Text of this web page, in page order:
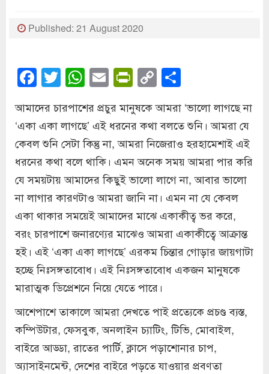
Published: 21 August 2020
Facebook
Twitter
WhatsApp
EmailPrintFriendly
Copy
Link
আমাদের চারপাশের প্রচুর মানুষকে আমরা ‘ভালো লাগছে না
‘একা একা লাগছে’ এই ধরনের কথা বলতে শুনি। আমরা যে
কেবল শুনি সেটা কিন্তু না, আমরা নিজেরাও হরহামেশাই এই
ধরনের কথা বলে থাকি। এমন অনেক সময় আমরা পার করি
যে সময়টায় আমাদের কিছুই ভালো লাগে না, আবার ভালো
না লাগার কারণটাও আমরা জানি না। এমন না যে কেবল
একা থাকার সময়েই আমাদের মাঝে একাকীত্ব ভর করে,
বরং চারপাশে জনারণ্যের মাঝেও আমরা একাকীত্বে আক্রান্ত
হই। এই ‘একা একা লাগছে’ এরকম চিন্তার গোড়ার জায়গাটা
হচ্ছে নিঃসঙ্গতাবোধ। এই নিঃসঙ্গতাবোধ একজন মানুষকে
মারাত্মক ডিপ্রেশনে নিয়ে যেতে পারে।
আশেপাশে তাকালে আমরা দেখতে পাই প্রত্যেকে প্রচণ্ড ব্যস্ত,
কম্পিউটার, ফেসবুক, অনলাইন চ্যাটিং, টিভি, মোবাইল,
বাইরে আড্ডা, রাতের পার্টি, ক্লাসে পড়াশোনার চাপ,
অ্যাসাইনমেন্ট, দেশের বাইরে পড়তে যাওয়ার প্রবণতা